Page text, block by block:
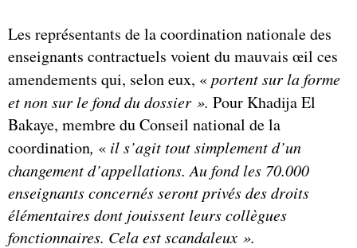
Les représentants de la coordination nationale des
enseignants contractuels voient du mauvais œil ces
amendements qui, selon eux, «portent sur la forme
et non sur le fond du dossier ». Pour Khadija El
Bakaye, membre du Conseil national de la
coordination, « il s’agit tout simplement d’un
changement d’appellations. Au fond les 70.000
enseignants concernés seront privés des droits
élémentaires dont jouissent leurs collègues
fonctionnaires. Cela est scandaleux ».